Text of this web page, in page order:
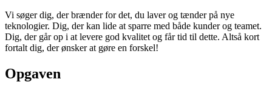
Vi søger dig, der brænder for det, du laver og tænder på nye
teknologier. Dig, der kan lide at sparre med både kunder og teamet.
Dig, der går op i at levere god kvalitet og får tid til dette. Altså kort
fortalt dig, der ønsker at gøre en forskel!
Opgaven